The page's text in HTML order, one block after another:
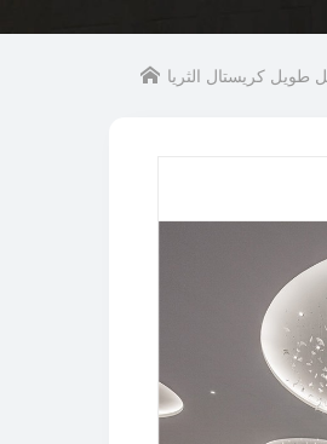
 طويل كريستال الثريا